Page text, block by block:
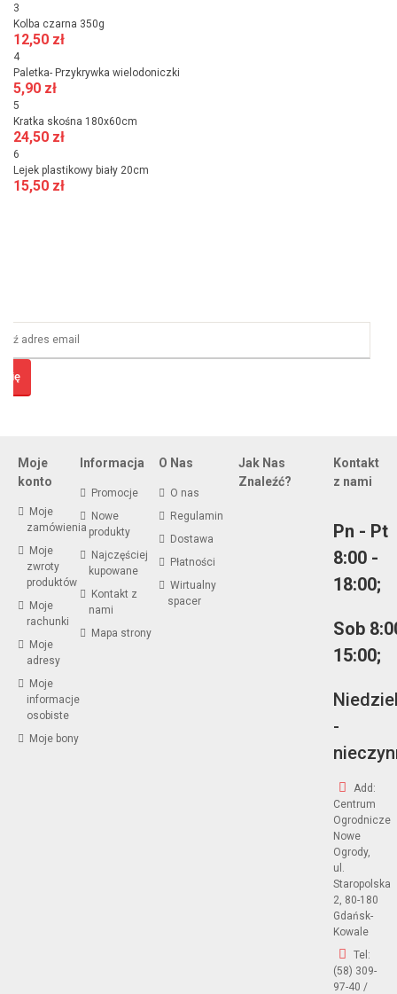
3
Kolba czarna 350g
12,50 zł
4
Paletka- Przykrywka wielodoniczki
5,90 zł
5
Kratka skośna 180x60cm
24,50 zł
6
Lejek plastikowy biały 20cm
15,50 zł
Się
Moje
konto
Moje
zamówienia
Moje
zwroty
produktów
Moje
rachunki
Moje
adresy
Moje
informacje
osobiste
Moje bony
Informacja
Promocje
Nowe
produkty
Najczęściej
kupowane
Kontakt z
nami
Mapa strony
O Nas
O nas
Regulamin
Dostawa
Płatności
Wirtualny
spacer
Jak Nas
Znaleźć?
Kontakt
z nami
Pn - Pt
8:00 -
18:00;
Sob
15:00;
-
Add:
Centrum
Ogrodnicze
Nowe
Ogrody,
ul.
Staropolska
2, 80-180
Gdańsk-
Kowale
Tel:
(58) 309-
97-40 /